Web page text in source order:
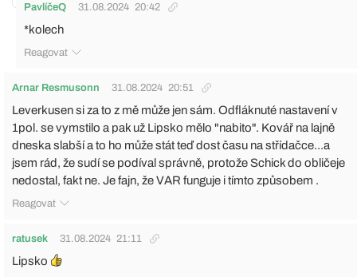
PavlíčeQ 31.08.2024 20:42
*kolech
Reagovat
Arnar Resmusonn 31.08.2024 20:51
Leverkusen si za to z mě může jen sám. Odfláknuté nastavení v
1pol. se vymstilo a pak už Lipsko mělo "nabito". Kovář na lajně
dneska slabší a to ho může stát teď dost času na střídačce...a
jsem rád, že sudí se podíval správně, protože Schick do obličeje
nedostal, fakt ne. Je fajn, že VAR funguje i tímto způsobem .
Reagovat
ratusek 31.08.2024 21:11
Lipsko